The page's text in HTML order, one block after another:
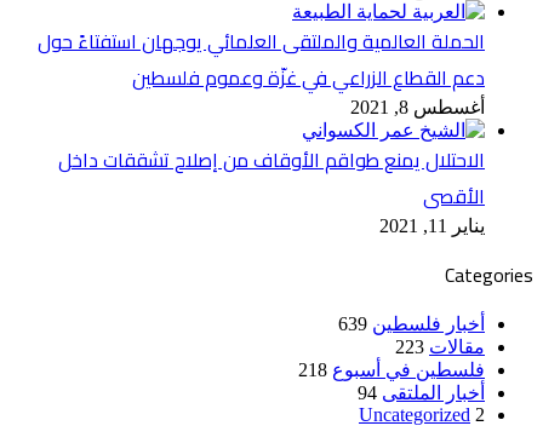
الحملة العالمية والملتقى العلمائي يوجهان استفتاءً حول
دعم القطاع الزراعي في غزّة وعموم فلسطين
أغسطس 8, 2021
الاحتلال يمنع طواقم الأوقاف من إصلاح تشققات داخل
الأقصى
يناير 11, 2021
Categories
أخبار فلسطين 639
مقالات 223
فلسطين في أسبوع 218
أخبار الملتقى 94
Uncategorized 2